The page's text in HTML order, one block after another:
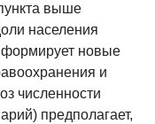
выше
населения
формирует новые
и
численности
предполагает,